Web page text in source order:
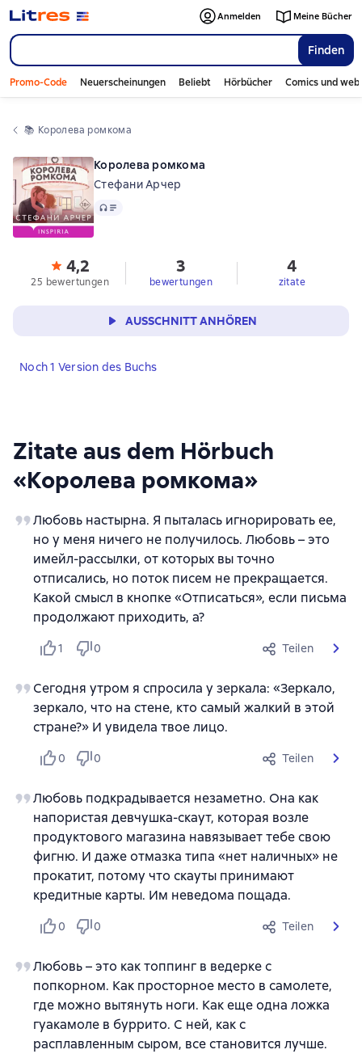
Finden
Anmelden Meine Bücher
Promo-Code Neuerscheinungen Beliebt Hörbücher Comics und
📚 Королева ромкома
Zitate aus dem Hörbuch
«Королева ромкома»
Любовь настырна. Я пыталась игнорировать ее,
но у меня ничего не получилось. Любовь – это
имейл-рассылки, от которых вы точно
отписались, но поток писем не прекращается.
Какой смысл в кнопке «Отписаться», если письма
продолжают приходить, а?
1 0 Teilen
Сегодня утром я спросила у зеркала: «Зеркало,
зеркало, что на стене, кто самый жалкий в этой
стране?» И увидела твое лицо.
0 0 Teilen
Любовь подкрадывается незаметно. Она как
напористая девчушка-скаут, которая возле
продуктового магазина навязывает тебе свою
фигню. И даже отмазка типа «нет наличных» не
прокатит, потому что скауты принимают
кредитные карты. Им неведома пощада.
0 0 Teilen
Любовь – это как топпинг в ведерке с
попкорном. Как просторное место в самолете,
где можно вытянуть ноги. Как еще одна ложка
гуакамоле в буррито. С ней, как с
расплавленным сыром, все становится лучше.
Королева ромкома
Стефани Арчер
Audio
4,2
25 bewertungen
3
bewertungen
4
zitate
AUSSCHNITT ANHÖREN
Noch 1 Version des Buchs